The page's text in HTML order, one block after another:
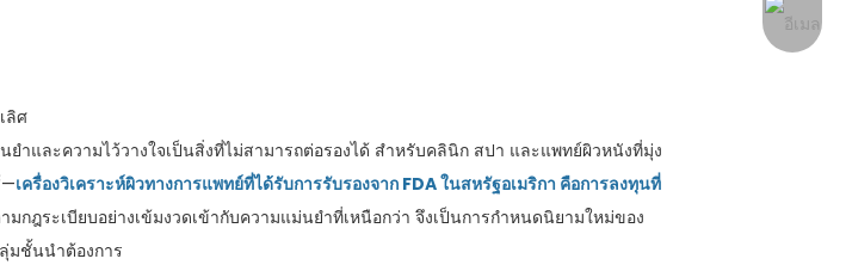
ลิศ
และความไว้วางใจเป็นสิ่งที่ไม่สามารถต่อรองได้ สำหรับคลินิก สปา และแพทย์ผิวหนังที่มุ่ง
—เครื่องวิเคราะห์ผิวทางการแพทย์ที่ได้รับการรับรองจาก FDA ในสหรัฐอเมริกา คือการลงทุนที่
ฎระเบียบอย่างเข้มงวดเข้ากับความแม่นยำที่เหนือกว่า จึงเป็นการกำหนดนิยามใหม่ของ
มชั้นนำต้องการ